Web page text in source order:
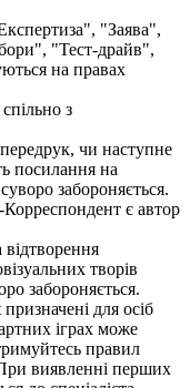
"Заява",
"Тест-драйв",
на правах
з
чи наступне
посилання на
забороняється.
є автор
творів
забороняється.
для осіб
іграх може
правил
виявленні перших